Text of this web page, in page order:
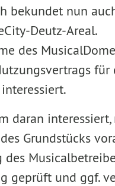
bekundet nun
Deutz-Areal.
des
daran
Grundstücks
geprüft und ggf.